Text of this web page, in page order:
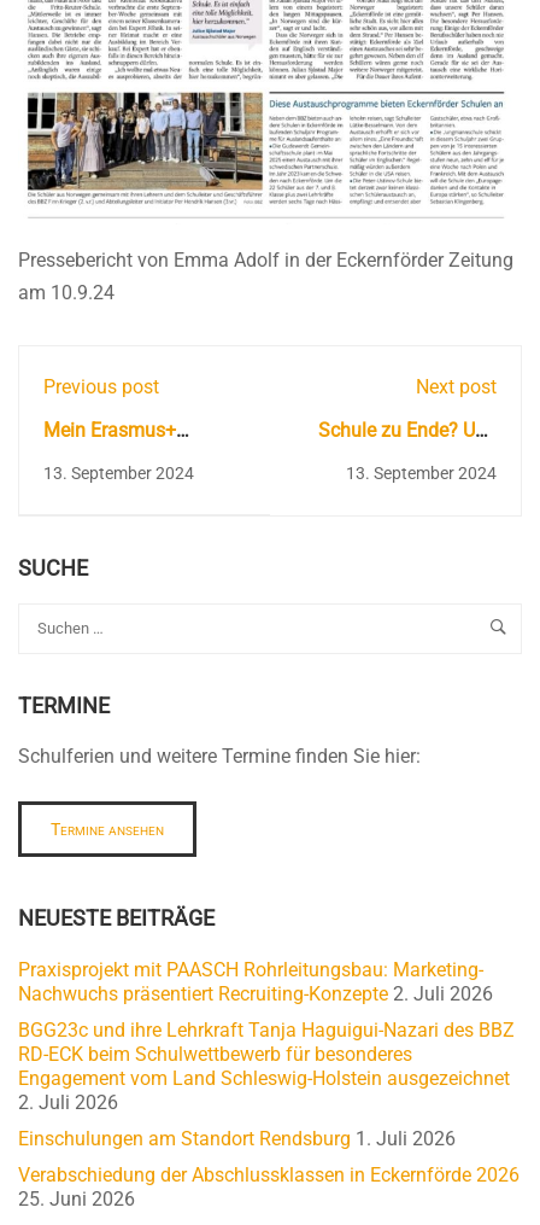
Pressebericht von Emma Adolf in der Eckernförder Zeitung
am 10.9.24
Previous post
Mein Erasmus+
Aufenthalt in Schweden
13. September 2024
Next post
Schule zu Ende? Und
was nun? Kommen Sie
13. September 2024
SUCHE
TERMINE
Schulferien und weitere Termine finden Sie hier:
Termine ansehen
NEUESTE BEITRÄGE
Praxisprojekt mit PAASCH Rohrleitungsbau: Marketing-
Nachwuchs präsentiert Recruiting-Konzepte 2. Juli 2026
BGG23c und ihre Lehrkraft Tanja Haguigui-Nazari des BBZ
RD-ECK beim Schulwettbewerb für besonderes
Engagement vom Land Schleswig-Holstein ausgezeichnet
2. Juli 2026
Einschulungen am Standort Rendsburg 1. Juli 2026
Verabschiedung der Abschlussklassen in Eckernförde 2026
25. Juni 2026